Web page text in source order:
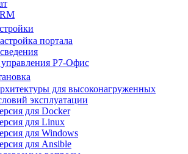
портала
Р7-Офис
для высоконагруженных
эксплуатации
для Docker
для Linux
для Windows
для Ansible